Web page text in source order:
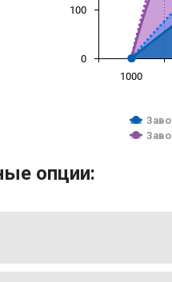
1000
0
100
опции: